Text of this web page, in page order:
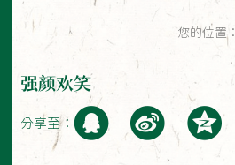
您的位置：
强颜欢笑
分享至：